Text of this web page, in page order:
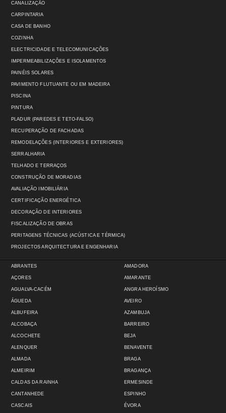
CANALIZAÇÃO
CARPINTARIA
CASA DE BANHO
COZINHA
ELECTRICIDADE E TELECOMUNICAÇÕES
IMPERMEABILIZAÇÕES E ISOLAMENTOS
PAINÉIS SOLARES
PAVIMENTO FLUTUANTE OU EM MADEIRA
PISCINA
PINTURA
PLADUR (PAREDES E TETO-FALSO)
RECUPERAÇÃO DE FACHADAS
REMODELAÇÕES (INTERIORES E EXTERIORES)
SERRALHARIA
TELHADO E TERRAÇOS
CONSTRUÇÃO DE MORADIAS
AVALIAÇÃO IMOBILIÁRIA
CERTIFICAÇÃO ENERGÉTICA
DECORAÇÃO DE INTERIORES
FISCALIZAÇÃO DE OBRAS
PERITAGENS TÉCNICAS (ACÚSTICA E TÉRMICA)
PROJECTOS ARQUITECTURA E ENGENHARIA
ABRANTES
AÇORES
AGUALVA-CACÉM
ÁGUEDA
ALBUFEIRA
ALCOBAÇA
ALCOCHETE
ALENQUER
ALMADA
ALMEIRIM
AMADORA
AMARANTE
ANGRA HEROÍSMO
AVEIRO
AZAMBUJA
BARREIRO
BEJA
BENAVENTE
BRAGA
BRAGANÇA
CALDAS DA RAINHA
CANTANHEDE
CASCAIS
ERMESINDE
ESPINHO
ÉVORA